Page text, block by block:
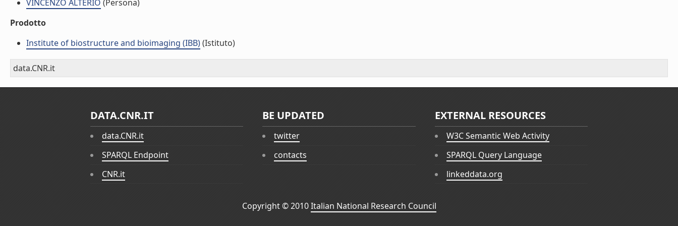
VINCENZO ALTERIO (Persona)
Prodotto
Institute of biostructure and bioimaging (IBB)(Istituto)
data.CNR.it
DATA.CNR.IT
data.CNR.it
SPARQL Endpoint
CNR.it
BE UPDATED
twitter
contacts
EXTERNAL RESOURCES
W3C Semantic Web Activity
SPARQL Query Language
linkeddata.org
Copyright © 2010Italian National Research Council